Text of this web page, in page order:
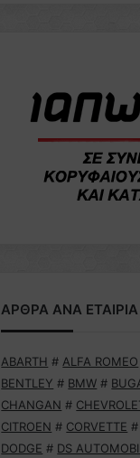
ΑΡΘΡΑ ΑΝΑ ΕΤΑΙΡΙΑ
ABARTH # ALFA ROMEO
BENTLEY # BMW #
CHANGAN #
CITROEN # CORVETTE #
DODGE # DS